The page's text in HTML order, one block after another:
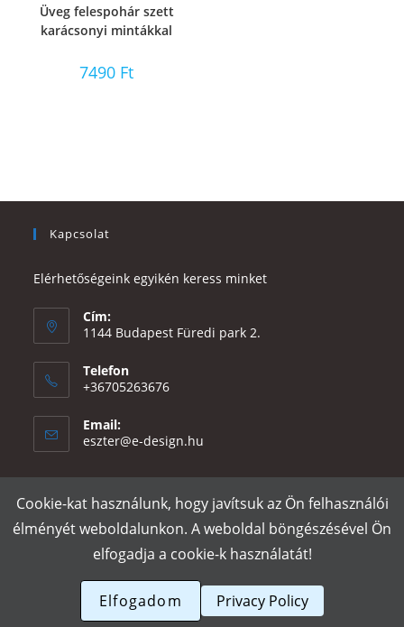
Üveg felespohár szett
karácsonyi mintákkal
7490 Ft
Kapcsolat
Elérhetőségeink egyikén keress minket
Cím:
1144 Budapest Füredi park 2.
Telefon
+36705263676
Email:
eszter@e-design.hu
Rólunk Szállítás és fizetés Adatvédelmi tájékoztató
ÁSZF
Póló nyomtatás
Cookie-kat használunk, hogy javítsuk az Ön felhasználói
élményét weboldalunkon. A weboldal böngészésével Ön
elfogadja a cookie-k használatát!
Elfogadom Privacy Policy